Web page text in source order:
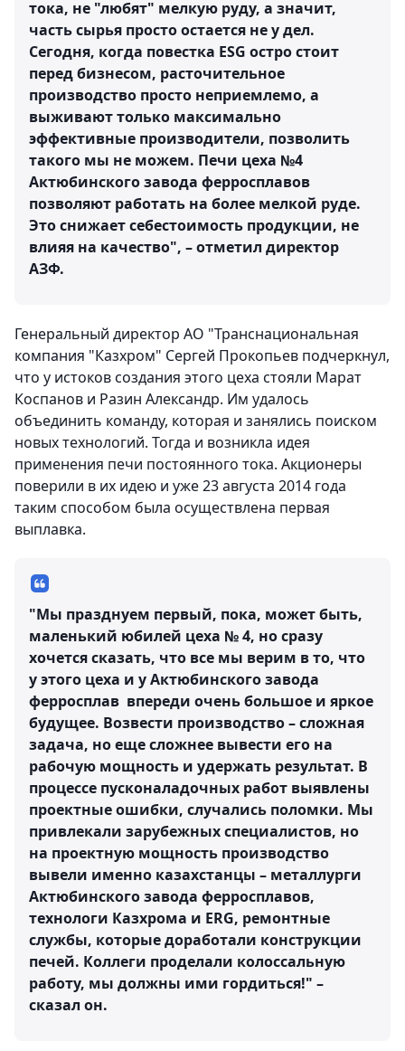
тока, не "любят" мелкую руду, а значит,
часть сырья просто остается не у дел.
Сегодня, когда повестка ESG остро стоит
перед бизнесом, расточительное
производство просто неприемлемо, а
выживают только максимально
эффективные производители, позволить
такого мы не можем. Печи цеха №4
Актюбинского завода ферросплавов
позволяют работать на более мелкой руде.
Это снижает себестоимость продукции, не
влияя на качество", – отметил директор
АЗФ.
Генеральный директор АО "Транснациональная
компания "Казхром" Сергей Прокопьев подчеркнул,
что у истоков создания этого цеха стояли Марат
Коспанов и Разин Александр. Им удалось
объединить команду, которая и занялись поиском
новых технологий. Тогда и возникла идея
применения печи постоянного тока. Акционеры
поверили в их идею и уже 23 августа 2014 года
таким способом была осуществлена первая
выплавка.
"Мы празднуем первый, пока, может быть,
маленький юбилей цеха № 4, но сразу
хочется сказать, что все мы верим в то, что
у этого цеха и у Актюбинского завода
ферросплав впереди очень большое и яркое
будущее. Возвести производство – сложная
задача, но еще сложнее вывести его на
рабочую мощность и удержать результат. В
процессе пусконаладочных работ выявлены
проектные ошибки, случались поломки. Мы
привлекали зарубежных специалистов, но
на проектную мощность производство
вывели именно казахстанцы – металлурги
Актюбинского завода ферросплавов,
технологи Казхрома и ERG, ремонтные
службы, которые доработали конструкции
печей. Коллеги проделали колоссальную
работу, мы должны ими гордиться!" –
сказал он.